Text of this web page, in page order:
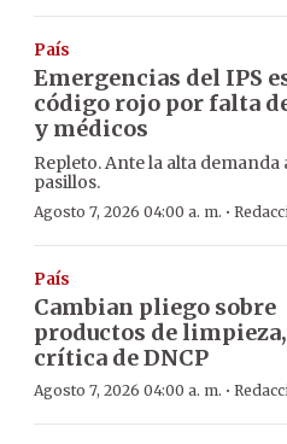
País
Emergencias del IPS
código rojo por falta
y médicos
Repleto. Ante la alta
pasillos.
Agosto 7, 2026 04:00 a. m. ·
País
Cambian pliego sobre
productos de
crítica de DNCP
Agosto 7, 2026 04:00 a. m. ·